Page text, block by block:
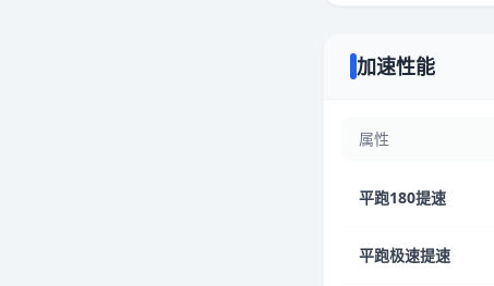
加速性能
属性
平跑180提速
平跑极速提速